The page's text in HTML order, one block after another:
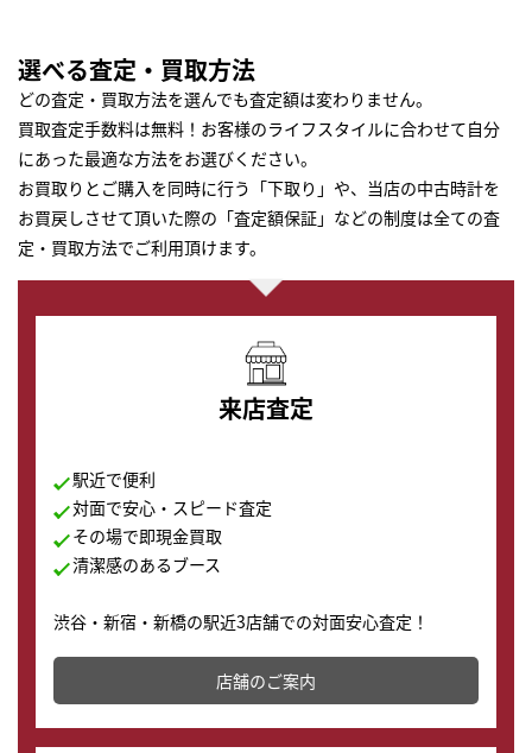
選べる査定・買取方法
どの査定・買取方法を選んでも査定額は変わりません。
買取査定手数料は無料！お客様のライフスタイルに合わせて自分
にあった最適な方法をお選びください。
お買取りとご購入を同時に行う「下取り」や、当店の中古時計を
お買戻しさせて頂いた際の「査定額保証」などの制度は全ての査
定・買取方法でご利用頂けます。
来店査定
駅近で便利
対面で安心・スピード査定
その場で即現金買取
清潔感のあるブース
渋谷・新宿・新橋の駅近3店舗での対面安心査定！
その場で現金買取致します。渋谷本店では、時計販売の
店舗を併設しており、下取りに出してお得に新しい時計
の購入もできます♪
店舗のご案内